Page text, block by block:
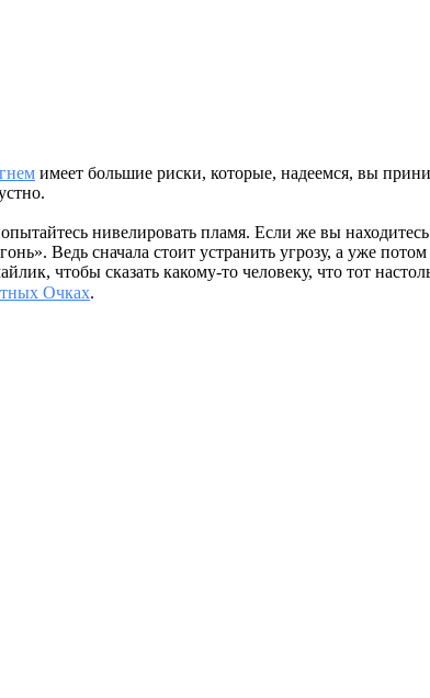
имеет большие риски, которые, надеемся, вы
нивелировать пламя. Если же вы
Ведь сначала стоит устранить угрозу, а уже
чтобы сказать какому-то человеку, что тот
Очках.